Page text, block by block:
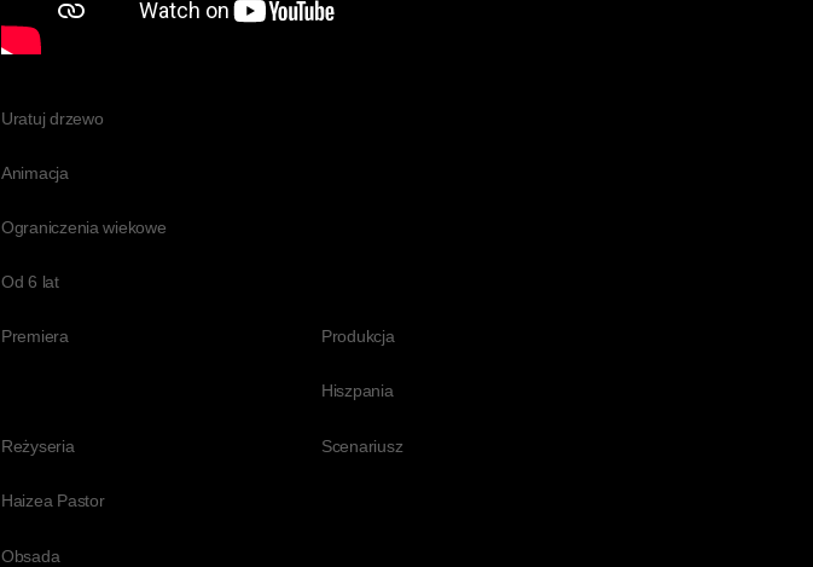
Uratuj drzewo
Animacja
Ograniczenia wiekowe
Od 6 lat
Premiera Produkcja
Hiszpania
Reżyseria
Haizea Pastor
Scenariusz
Obsada